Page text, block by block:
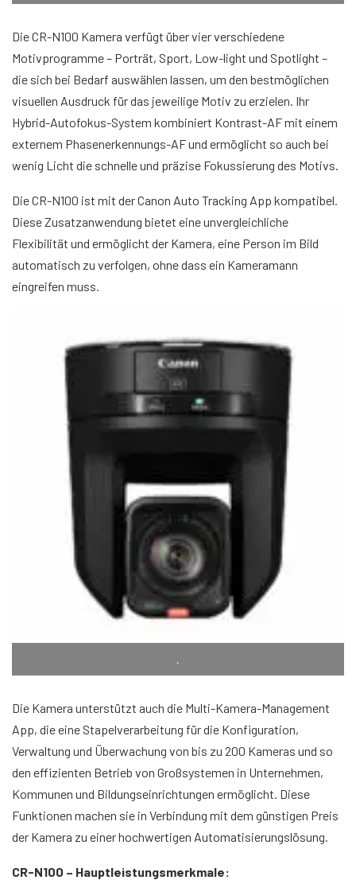
Die CR-N100 Kamera verfügt über vier verschiedene
Motivprogramme – Porträt, Sport, Low-light und Spotlight –
die sich bei Bedarf auswählen lassen, um den bestmöglichen
visuellen Ausdruck für das jeweilige Motiv zu erzielen. Ihr
Hybrid-Autofokus-System kombiniert Kontrast-AF mit einem
externem Phasenerkennungs-AF und ermöglicht so auch bei
wenig Licht die schnelle und präzise Fokussierung des Motivs.
Die CR-N100 ist mit der Canon Auto Tracking App kompatibel.
Diese Zusatzanwendung bietet eine unvergleichliche
Flexibilität und ermöglicht der Kamera, eine Person im Bild
automatisch zu verfolgen, ohne dass ein Kameramann
eingreifen muss.
.
Die Kamera unterstützt auch die Multi-Kamera-Management
App, die eine Stapelverarbeitung für die Konfiguration,
Verwaltung und Überwachung von bis zu 200 Kameras und so
den effizienten Betrieb von Großsystemen in Unternehmen,
Kommunen und Bildungseinrichtungen ermöglicht. Diese
Funktionen machen sie in Verbindung mit dem günstigen Preis
der Kamera zu einer hochwertigen Automatisierungslösung.
CR-N100 – Hauptleistungsmerkmale: